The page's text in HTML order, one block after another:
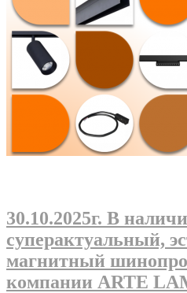
30.10.2025г. В
суперактуальный,
магнитный
компании ARTE